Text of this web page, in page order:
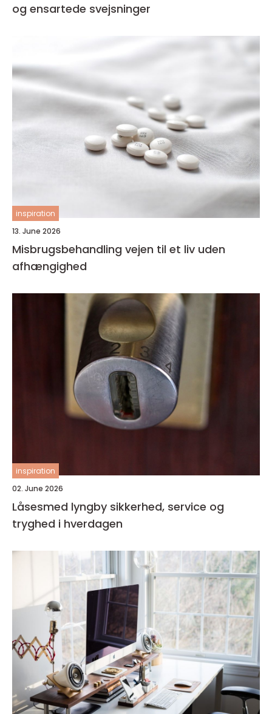
og ensartede svejsninger
inspiration
13. June 2026
Misbrugsbehandling vejen til et liv uden
afhængighed
inspiration
02. June 2026
Låsesmed lyngby sikkerhed, service og
tryghed i hverdagen